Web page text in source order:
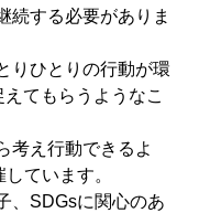
続する必要がありま
りひとりの行動が環
てもらうようなこ
考え行動できるよ
ています。
、SDGsに関心のあ